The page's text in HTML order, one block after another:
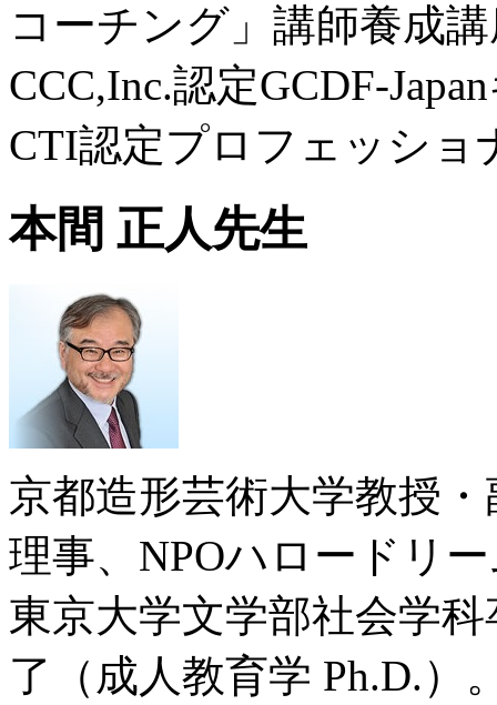
コーチング」講師養成
CCC,Inc.認定GCDF-
CTI認定プロフェッシ
本間 正人先生
京都造形芸術大学教授
理事、NPOハロードリ
東京大学文学部社会学
了（成人教育学 Ph.D.）